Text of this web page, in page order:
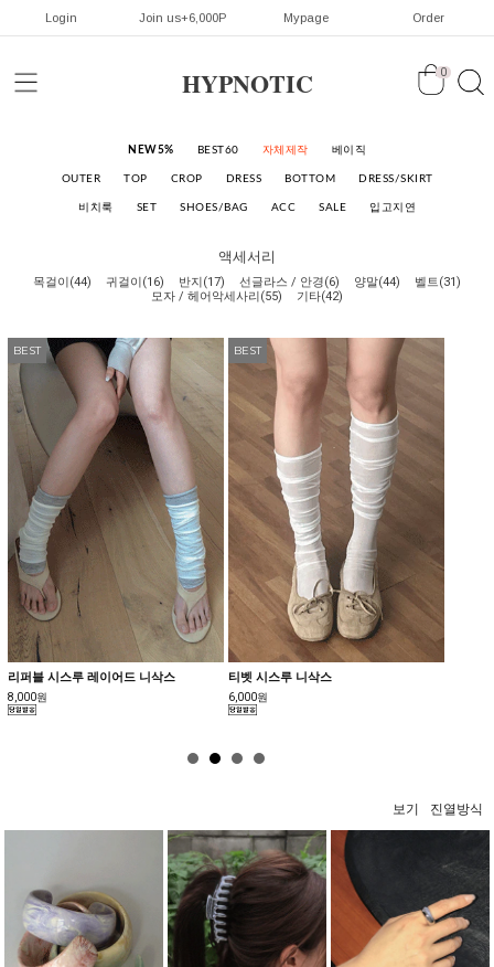
Login Join us+6,000P Mypage Order
HYPNOTIC 0
NEW5% BEST60 자체제작 베이직
OUTER TOP CROP DRESS BOTTOM DRESS/SKIRT
비치룩 SET SHOES/BAG ACC SALE 입고지연
액세서리
목걸이(44) 귀걸이(16) 반지(17) 선글라스 / 안경(6) 양말(44)
벨트(31)
모자 / 헤어악세사리(55)
기타(42)
BEST
리퍼블 시스루 레이어드 니삭스
8,000원
BEST
티벳 시스루 니삭스
6,000원
보기 진열방식